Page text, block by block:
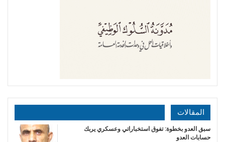
المقالات
سبق العدو بخطوة: تفوق استخباراتي وعسكري يربك
حسابات العدو